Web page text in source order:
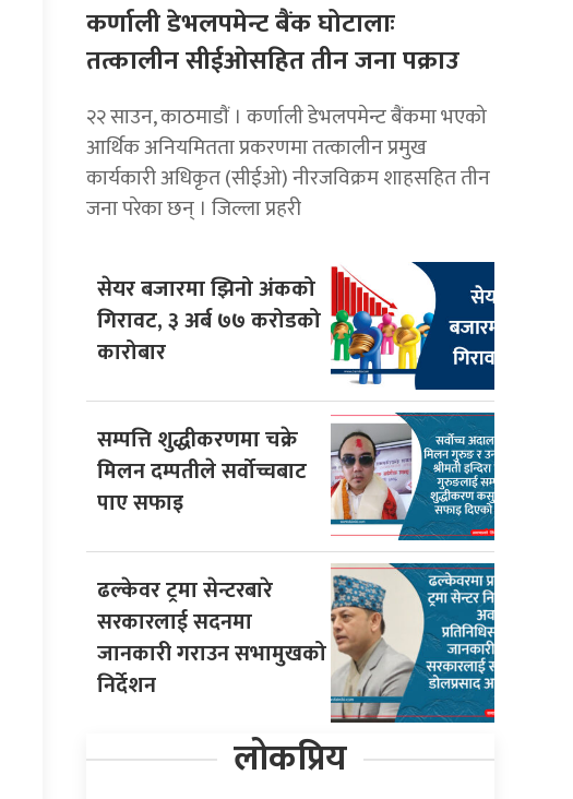
कर्णाली डेभलपमेन्ट बैंक घोटालाः
तत्कालीन सीईओसहित तीन जना पक्राउ
२२ साउन, काठमाडाैं । कर्णाली डेभलपमेन्ट बैंकमा भएको
आर्थिक अनियमितता प्रकरणमा तत्कालीन प्रमुख
कार्यकारी अधिकृत (सीईओ) नीरजविक्रम शाहसहित तीन
जना परेका छन् । जिल्ला प्रहरी
सेयर बजारमा झिनो अंकको
गिरावट, ३ अर्ब ७७ करोडको
कारोबार
सम्पत्ति शुद्धीकरणमा चक्रे
मिलन दम्पतीले सर्वोच्चबाट
पाए सफाइ
ढल्केवर ट्रमा सेन्टरबारे
सरकारलाई सदनमा
जानकारी गराउन सभामुखको
निर्देशन
लोकप्रिय